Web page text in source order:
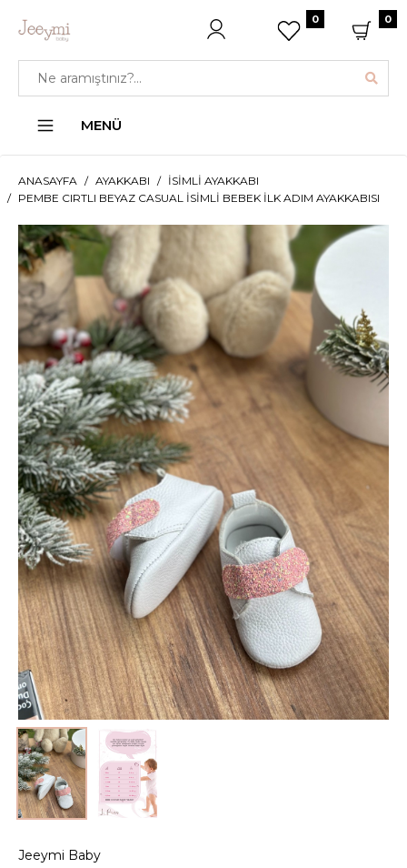
0 0
MENÜ
ANASAYFA AYAKKABI
İSIMLI AYAKKABI
PEMBE CIRTLI BEYAZ CASUAL İSIMLI BEBEK İLK ADIM AYAKKABISI
Jeeymi Baby